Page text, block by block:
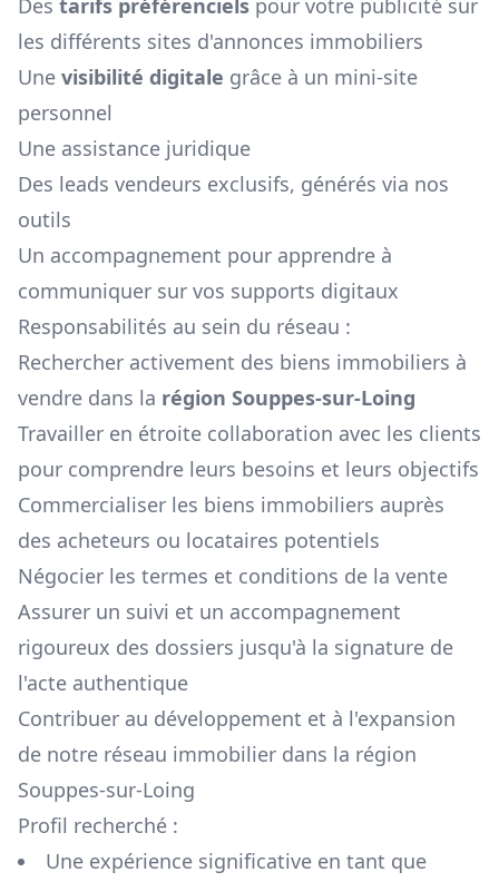
Des tarifs préférenciels pour votre publicité sur
les différents sites d'annonces immobiliers
Une visibilité digitale grâce à un mini-site
personnel
Une assistance juridique
Des leads vendeurs exclusifs, générés via nos
outils
Un accompagnement pour apprendre à
communiquer sur vos supports digitaux
Responsabilités au sein du réseau :
Rechercher activement des biens immobiliers à
vendre dans la région Souppes-sur-Loing
Travailler en étroite collaboration avec les clients
pour comprendre leurs besoins et leurs objectifs
Commercialiser les biens immobiliers auprès
des acheteurs ou locataires potentiels
Négocier les termes et conditions de la vente
Assurer un suivi et un accompagnement
rigoureux des dossiers jusqu'à la signature de
l'acte authentique
Contribuer au développement et à l'expansion
de notre réseau immobilier dans la région
Souppes-sur-Loing
Profil recherché :
Une expérience significative en tant que